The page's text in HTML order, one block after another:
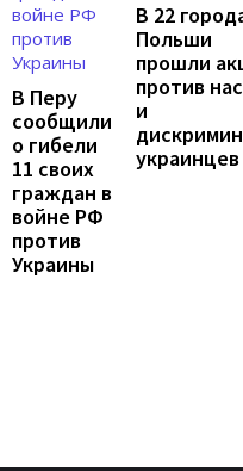
В Перу
сообщили
о гибели
11 своих
граждан в
войне РФ
против
Украины
В 22
Польши
прошли
против
и
украинцев